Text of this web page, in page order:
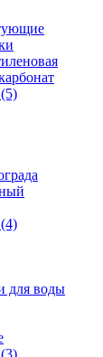
для воды